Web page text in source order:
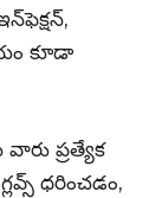
కూడా
ప్రత్యేక
ధరించడం,